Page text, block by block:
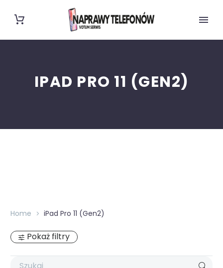
IPAD PRO 11 (GEN2)
Home iPad Pro 11 (Gen2)
Pokaż filtry